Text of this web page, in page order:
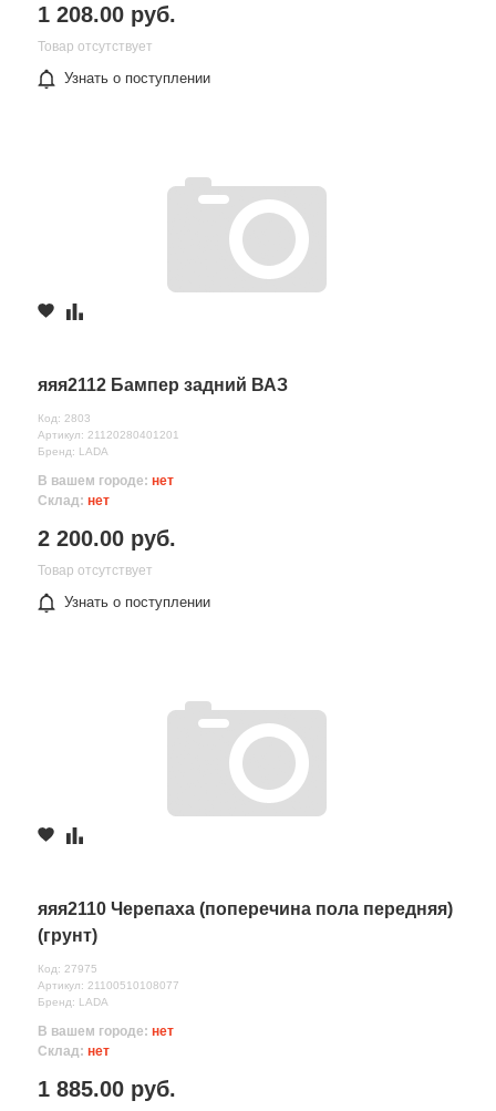
1 208.00 руб.
Товар отсутствует
Узнать о поступлении
яяя2112 Бампер задний ВАЗ
Код: 2803
Артикул: 21120280401201
Бренд: LADA
В вашем городе: нет
Склад: нет
2 200.00 руб.
Товар отсутствует
Узнать о поступлении
яяя2110 Черепаха (поперечина пола передняя)
(грунт)
Код: 27975
Артикул: 21100510108077
Бренд: LADA
В вашем городе: нет
Склад: нет
1 885.00 руб.